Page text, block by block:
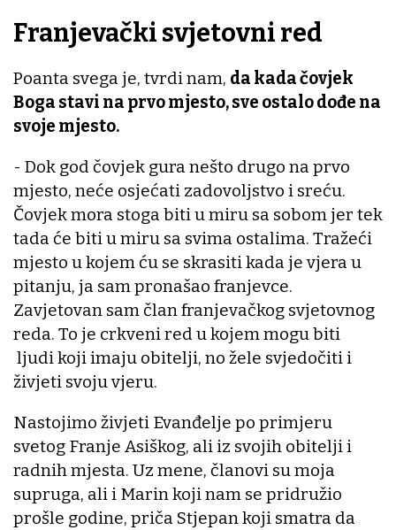
Franjevački svjetovni red
Poanta svega je, tvrdi nam, da kada čovjek
Boga stavi na prvo mjesto, sve ostalo dođe na
svoje mjesto.
- Dok god čovjek gura nešto drugo na prvo
mjesto, neće osjećati zadovoljstvo i sreću.
Čovjek mora stoga biti u miru sa sobom jer tek
tada će biti u miru sa svima ostalima. Tražeći
mjesto u kojem ću se skrasiti kada je vjera u
pitanju, ja sam pronašao franjevce.
Zavjetovan sam član franjevačkog svjetovnog
reda. To je crkveni red u kojem mogu biti
ljudi koji imaju obitelji, no žele svjedočiti i
živjeti svoju vjeru.
Nastojimo živjeti Evanđelje po primjeru
svetog Franje Asiškog, ali iz svojih obitelji i
radnih mjesta. Uz mene, članovi su moja
supruga, ali i Marin koji nam se pridružio
prošle godine, priča Stjepan koji smatra da